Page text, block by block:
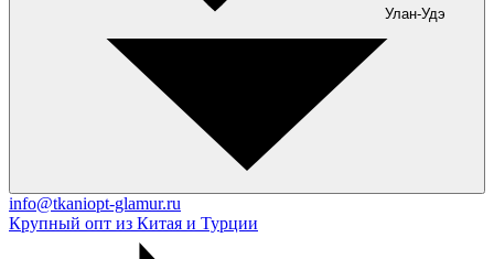
Улан-Удэ
info@tkaniopt-glamur.ru
Крупный опт из Китая и Турции